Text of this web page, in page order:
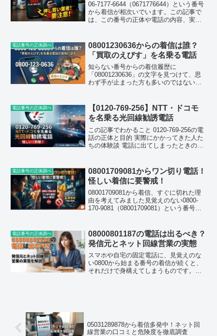
06-7177-6644（0671776644）という番号
から着信が相次いでいます。この記事で
は、この番号の正体や電話の内容、実際
と、「たけのこ」と名乗る買取業者から
の...
電話番号の正体調べ
08001230636からの着信は誰？
「買取のえびす」を名乗る電話
知らない番号からの着信履歴に
「08001230636」の文字を見つけて、思
わず手が止まった方も多いのではないで
したが、ここ最近の投稿を追っていくと
様子が変わってきていま...
電話番号の正体調べ
【0120-769-256】NTT・ドコモ
を名乗る光回線勧誘電話
この記事でわかること 0120-769-256の電
話の正体と目的 実際にかかってきた人た
ちの体験談 電話に出てしまったときの正
トラブル事例スマートフォンや固定電話
に...
電話番号の正体調べ
08001709081からワン切り電話！
怪しい着信に要警戒！
08001709081から着信、すぐに切れた理
由を考えてみました見覚えのない0800-
170-9081（08001709081）という番号か
た方が今、増えています。私自...
電話番号の正体調べ
08000801187の電話は出るべき？
発信元とネット回線営業の実態
スマホや自宅の固定電話に、見覚えのな
い0800から始まる番号の着信が続くと、
それだけで身構えてしまうものです。特
05031289878から着信多発中！ネット回
線営業の口コミと危険度を徹底調査